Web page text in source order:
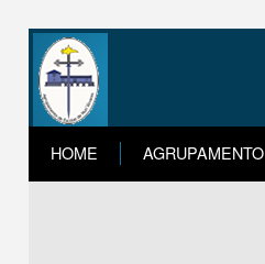
HOME AGRUPAMENTO